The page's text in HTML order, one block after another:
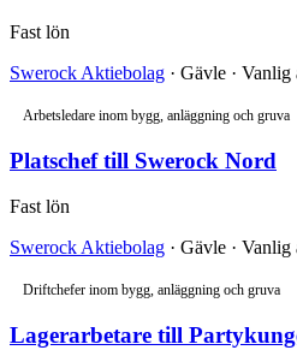
Fast lön
Swerock Aktiebolag · Gävle ·
Arbetsledare inom bygg, anläggning och gruva
Platschef till Swerock Nord
Fast lön
Swerock Aktiebolag · Gävle ·
Driftchefer inom bygg, anläggning och gruva
Lagerarbetare till